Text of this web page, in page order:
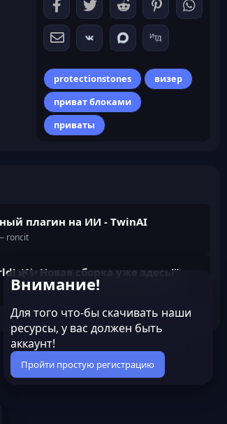
protectionstones
визер
приват блоками
приваты
плагин на ИИ - TwinAI
roncit
🌿✨ Новая сборка уже здесь!”
Внимание!
Для того что-бы скачивать наши
ресурсы, у вас должен быть
аккаунт!
Пройти простую регистрацию